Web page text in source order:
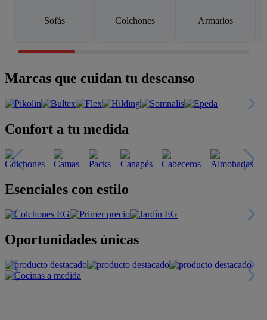
Sofás Colchones Armarios
Marcas que cuidan tu descanso
Confort a tu medida
Esenciales con estilo
Oportunidades únicas